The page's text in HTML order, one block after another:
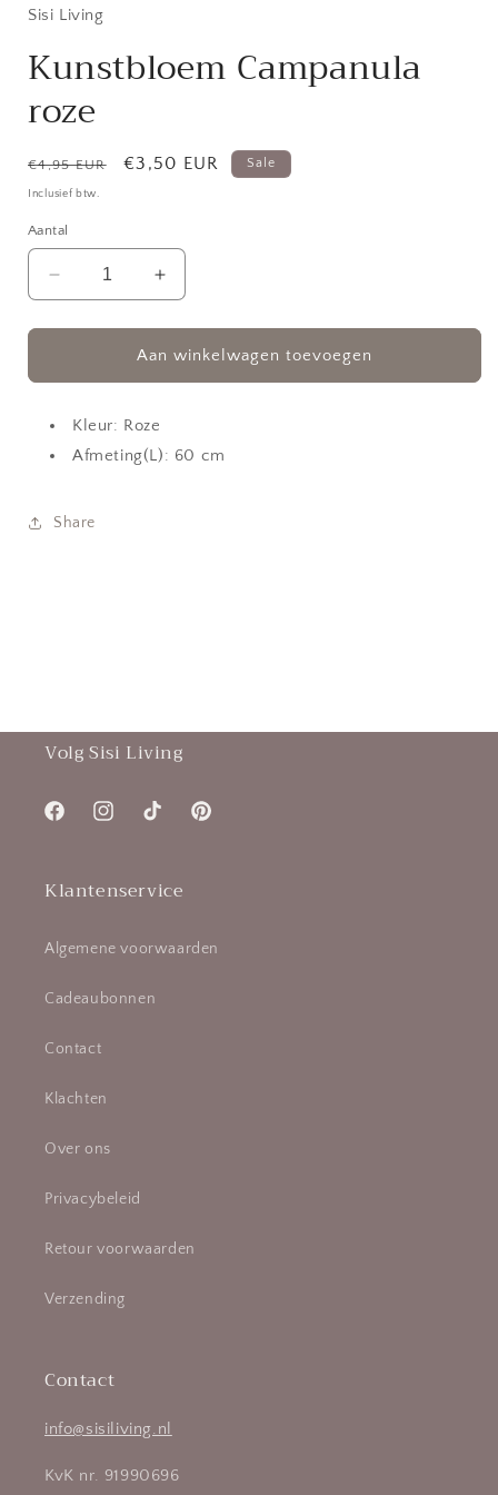
in
Sisi Living
Kunstbloem Campanula
roze
Normale
prijs
€4,95 EUR Aanbiedingsprijs
€3,50 EUR Sale
Inclusief btw.
Aantal
Aantal
verlagen
voor
Kunstbloem
Campanula
Aantal
verhogen
voor
Kunstbloem
Campanula
Aan winkelwagen toevoegen
Kleur: Roze
Afmeting(L): 60 cm
Share
Volg Sisi Living
FacebookInstagramTikTok Pinterest
Klantenservice
Algemene voorwaarden
Cadeaubonnen
Contact
Klachten
Over ons
Privacybeleid
Retour voorwaarden
Verzending
Contact
info@sisiliving.nl
KvK nr. 91990696